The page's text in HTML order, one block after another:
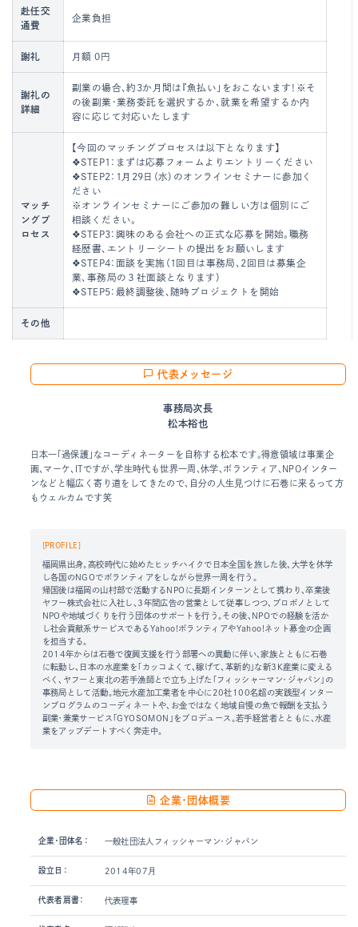
赴任交
通費
企業負担
謝礼 月額 0円
謝礼の
詳細
副業の場合、約3か月間は『魚払い」をおこないます！※そ
の後副業・業務委託を選択するか、就業を希望するか内
容に応じて対応いたします
マッチ
ングプ
ロセス
【今回のマッチングプロセスは以下となります】
❖STEP1：まずは応募フォームよりエントリーください
❖STEP2：1月29日（水）のオンラインセミナーに参加く
ださい
※オンラインセミナーにご参加の難しい方は個別にご
相談ください。
❖STEP3：興味のある会社への正式な応募を開始。職務
経歴書、エントリーシートの提出をお願いします
❖STEP4：面談を実施（1回目は事務局、2回目は募集企
業、事務局の３社面談となります）
❖STEP5：最終調整後、随時プロジェクトを開始
その他
代表メッセージ
事務局次長
松本裕也
日本一「過保護」なコーディネーターを自称する松本です。得意領域は事業企
画、マーケ、ITですが、学生時代も世界一周、休学、ボランティア、NPOインター
ンなどと幅広く寄り道をしてきたので、自分の人生見つけに石巻に来るって方
もウェルカムです笑
[PROFILE]
福岡県出身。高校時代に始めたヒッチハイクで日本全国を旅した後、大学を休学
し各国のNGOでボランティアをしながら世界一周を行う。
帰国後は福岡の山村部で活動するNPOに長期インターンとして携わり、卒業後
ヤフー株式会社に入社し、3年間広告の営業として従事しつつ、プロボノとして
NPOや地域づくりを行う団体のサポートを行う。その後、NPOでの経験を活か
し社会貢献系サービスであるYahoo!ボランティアやYahoo!ネット募金の企画
を担当する。
2014年からは石巻で復興支援を行う部署への異動に伴い、家族とともに石巻
に転勤し、日本の水産業を「カッコよくて、稼げて、革新的」な新3K産業に変える
べく、ヤフーと東北の若手漁師とで立ち上げた「フィッシャーマン・ジャパン」の
事務局として活動。地元水産加工業者を中心に20社100名超の実践型インター
ンプログラムのコーディネートや、お金ではなく地域自慢の魚で報酬を支払う
副業・兼業サービス「GYOSOMON」をプロデュース。若手経営者とともに、水産
業をアップデートすべく奔走中。
企業・団体概要
企業・団体名： 一般社団法人フィッシャーマン・ジャパン
設立日： 2014年07月
代表者肩書： 代表理事